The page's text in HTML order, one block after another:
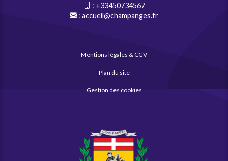
: +33450734567
: accueil@champanges.fr
Mentions légales & CGV
Plan du site
Gestion des cookies